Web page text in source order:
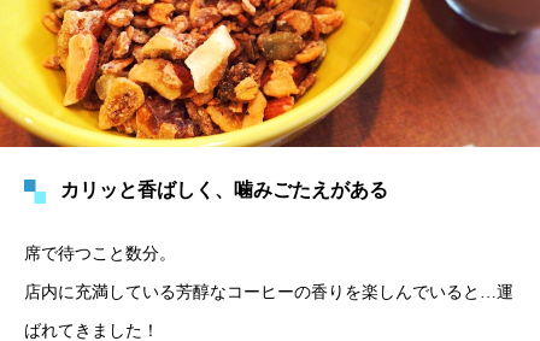
カリッと香ばしく、噛みごたえがある
席で待つこと数分。
店内に充満している芳醇なコーヒーの香りを楽しんでいると…運
ばれてきました！